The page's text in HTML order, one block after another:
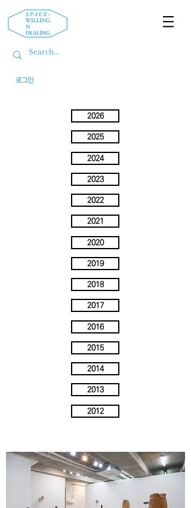
로그인
2026
2025
2024
2023
2022
2021
2020
2019
2018
2017
2016
2015
2014
2013
2012